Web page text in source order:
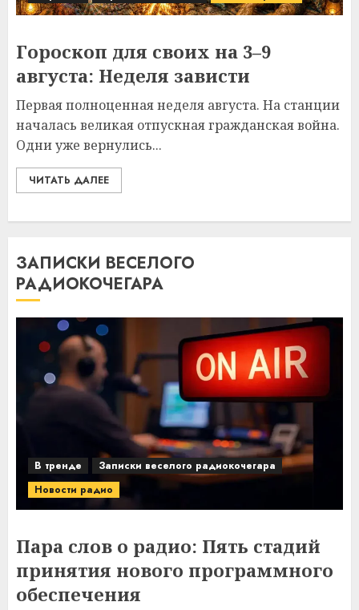
Гороскоп для своих на 3–9
августа: Неделя зависти
Первая полноценная неделя августа. На станции
началась великая отпускная гражданская война.
Одни уже вернулись...
ЧИТАТЬ ДАЛЕЕ
ЗАПИСКИ ВЕСЕЛОГО
РАДИОКОЧЕГАРА
В тренде
Записки веселого радиокочегара
Новости радио
Пара слов о радио: Пять стадий
принятия нового программного
обеспечения